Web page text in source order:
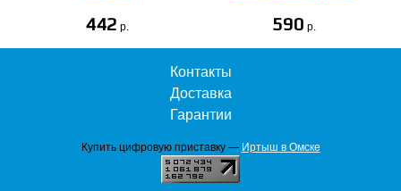
442 p. 590 p.
Контакты
Доставка
Гарантии
Купить цифровую приставку — Иртыш в Омске